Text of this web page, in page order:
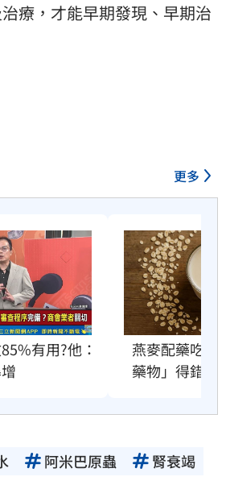
療，才能早期發現、早期治
更多
有用?他：
燕麥配藥吃？
藥物」得錯開
阿米巴原蟲
腎衰竭